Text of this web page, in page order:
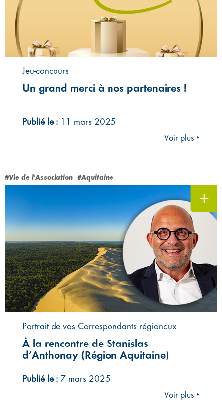
Jeu-concours
Un grand merci à nos partenaires !
Publié le : 11 mars 2025
Voir plus ‣
#Vie de l'Association #Aquitaine
Portrait de vos Correspondants régionaux
À la rencontre de Stanislas
d’Anthonay (Région Aquitaine)
Publié le : 7 mars 2025
Voir plus ‣